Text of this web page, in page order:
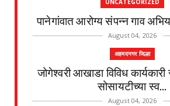
UNCATEGORIZED
पानेगांवात आरोग्य संपन्न गाव
August 04, 2026
अहमदनगर जिल्हा
जोगेश्वरी आखाडा विविध
सोसायटीच्या स्व...
August 04, 2026